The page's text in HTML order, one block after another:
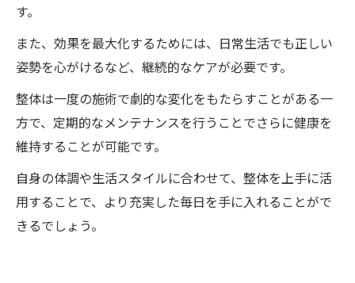
整体院ワイルドボディの施術による身長ア
ップ事例
人体科学的に裏付けられた効果
身長以外の健康への影響
1mm千円の料金体系が魅力！ワイルドボディの
整体の特長
す。
また、効果を最大化するためには、日常生活でも正しい
姿勢を心がけるなど、継続的なケアが必要です。
整体は一度の施術で劇的な変化をもたらすことがある一
方で、定期的なメンテナンスを行うことでさらに健康を
維持することが可能です。
自身の体調や生活スタイルに合わせて、整体を上手に活
用することで、より充実した毎日を手に入れることがで
きるでしょう。